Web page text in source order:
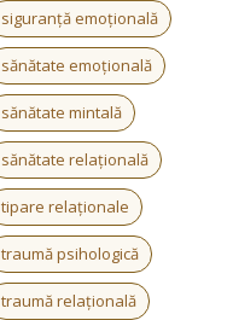
siguranță emoțională
sănătate emoțională
sănătate mintală
sănătate relațională
tipare relaționale
traumă psihologică
traumă relațională